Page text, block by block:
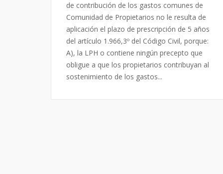
de contribución de los gastos comunes de
Comunidad de Propietarios no le resulta de
aplicación el plazo de prescripción de 5 años
del artículo 1.966,3º del Código Civil, porque:
A), la LPH o contiene ningún precepto que
obligue a que los propietarios contribuyan al
sostenimiento de los gastos...